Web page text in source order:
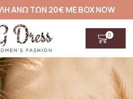
ΑΝΩ ΤΩΝ 20€ ΜΕ BOX NOW
0